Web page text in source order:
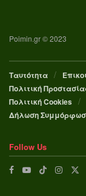
Poimin.gr © 2023
Ταυτότητα
Πολιτική
Πολιτική Cookies
Δήλωση
Follow Us